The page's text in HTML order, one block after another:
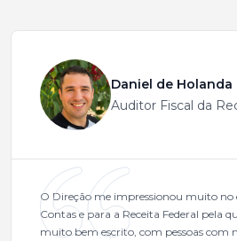
Daniel de Holanda
Auditor Fiscal da
O Direção me impressionou muito no
Contas e para a Receita Federal pela
muito bem escrito, com pessoas com